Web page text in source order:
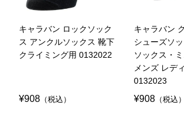
キャラバン ロックソック
ス アンクルソックス 靴下
クライミング用 0132022
¥908 （税込）
キャラバン
シューズソ
ソックス・
メンズ レデ
0132023
¥908 （税込）